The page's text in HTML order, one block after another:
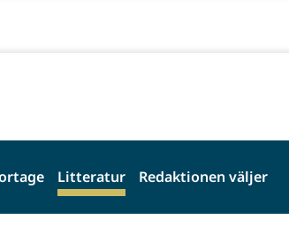
Litteratur Redaktionen väljer